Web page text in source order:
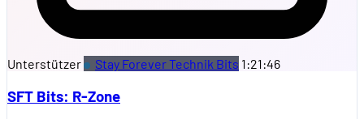
Unterstützer Stay Forever Technik Bits 1:21:46
SFT Bits: R-Zone